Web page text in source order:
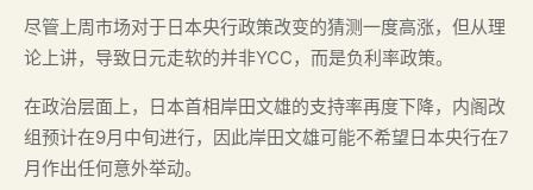
尽管上周市场对于日本央行政策改变的猜测一度高涨，但从理
论上讲，导致日元走软的并非YCC，而是负利率政策。
在政治层面上，日本首相岸田文雄的支持率再度下降，内阁改
组预计在9月中旬进行，因此岸田文雄可能不希望日本央行在7
月作出任何意外举动。